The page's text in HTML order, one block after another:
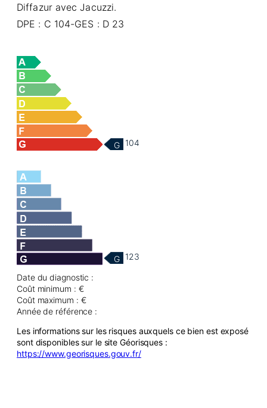
Diffazur avec Jacuzzi.
DPE : C 104-GES : D 23
G 104
G 123
Date du diagnostic :
Coût minimum : €
Coût maximum : €
Année de référence :
Les informations sur les risques auxquels ce bien est exposé
sont disponibles sur le site Géorisques :
https://www.georisques.gouv.fr/